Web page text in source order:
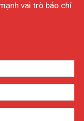
vai trò báo chí